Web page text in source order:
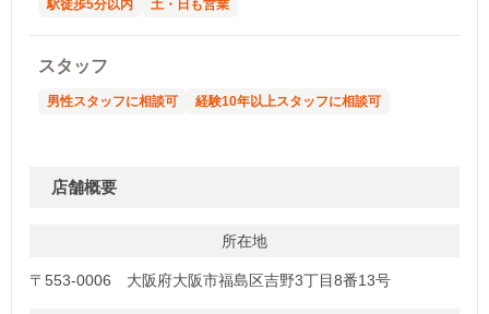
駅徒歩5分以内 土・日も営業
スタッフ
男性スタッフに相談可 経験10年以上スタッフに相談可
店舗概要
所在地
〒553-0006 大阪府大阪市福島区吉野3丁目8番13号